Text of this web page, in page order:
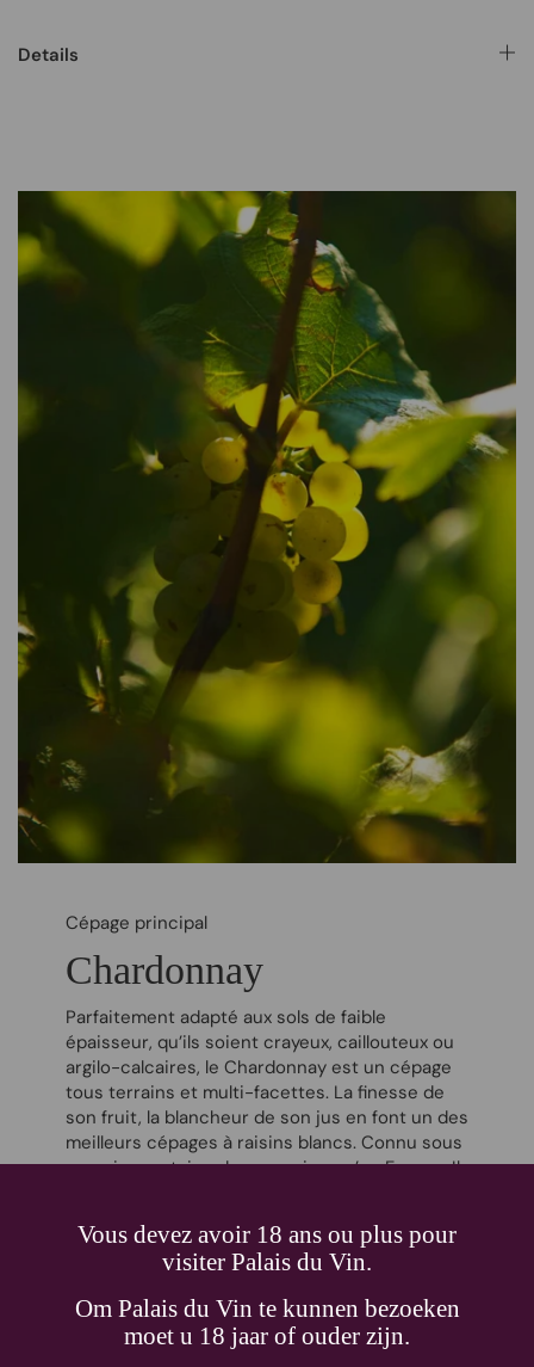
Vous devez avoir 18 ans ou plus pour
visiter Palais du Vin.
Om Palais du Vin te kunnen bezoeken
moet u 18 jaar of ouder zijn.
Details
Cépage principal
Chardonnay
Parfaitement adapté aux sols de faible
épaisseur, qu’ils soient crayeux, caillouteux ou
argilo-calcaires, le Chardonnay est un cépage
tous terrains et multi-facettes. La finesse de
son fruit, la blancheur de son jus en font un des
meilleurs cépages à raisins blancs. Connu sous
une cinquantaine de noms rien qu’en France, Il
principaux cépages du champagne.
quasiment devenu synonyme de vin blanc dans
les cafés et restaurants. Pas uniquement en